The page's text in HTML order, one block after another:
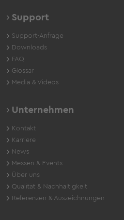
Support
Support-Anfrage
Downloads
FAQ
Glossar
Media & Videos
Unternehmen
Kontakt
Karriere
News
Messen & Events
Über uns
Qualität & Nachhaltigkeit
Referenzen & Auszeichnungen